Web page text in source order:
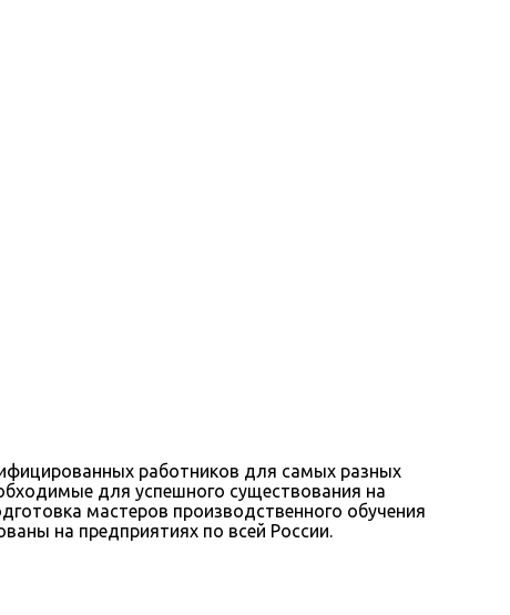
работников для самых разных
для успешного существования на
мастеров производственного обучения
на предприятиях по всей России.